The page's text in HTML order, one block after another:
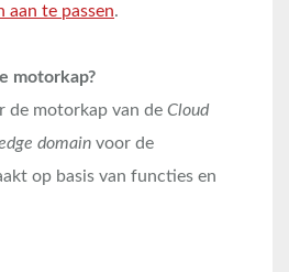
aan te passen.
motorkap?
de motorkap van de Cloud
domain voor de
op basis van functies en